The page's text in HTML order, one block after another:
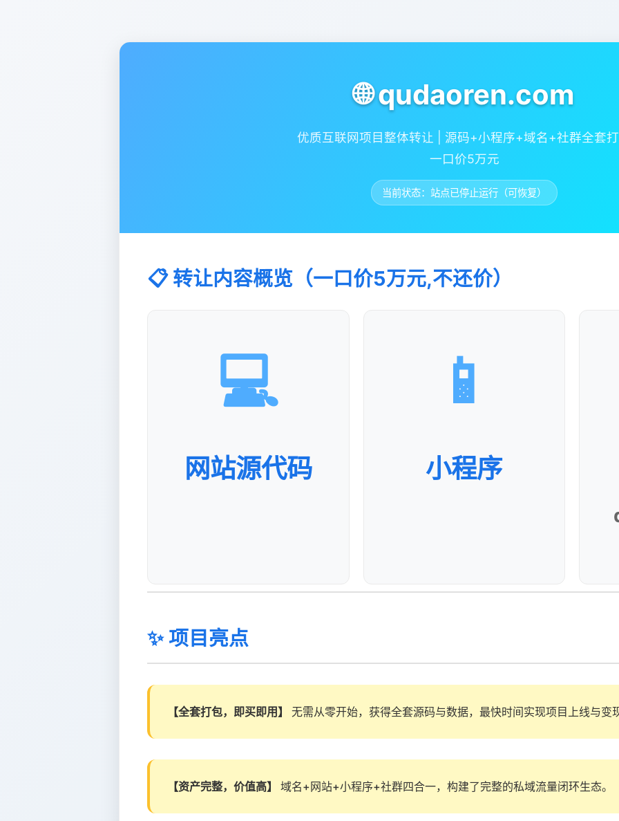
🌐 qudaoren.com
优质互联网项目整体转让 | 源码+小程序+域名+社群全套
一口价5万元
当前状态：站点已停止运行（可恢复）
📋 转让内容概览（一口价5万元,不还价）
💻
网站源代码
📱
小程序
✨ 项目亮点
【全套打包，即买即用】 无需从零开始，获得全套源码与数据，最快时间实现项目上线与变
【资产完整，价值高】 域名+网站+小程序+社群四合一，构建了完整的私域流量闭环生态。